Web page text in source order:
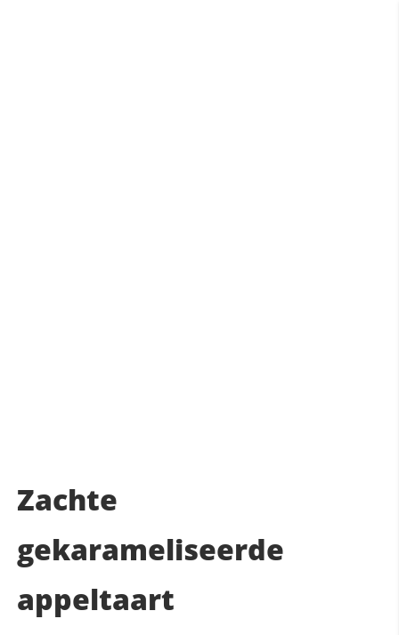
Zachte
gekarameliseerde
appeltaart